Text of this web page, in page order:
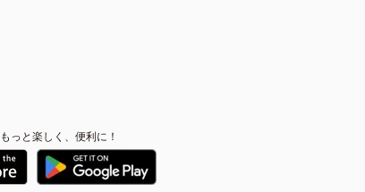
っと楽しく、便利に！